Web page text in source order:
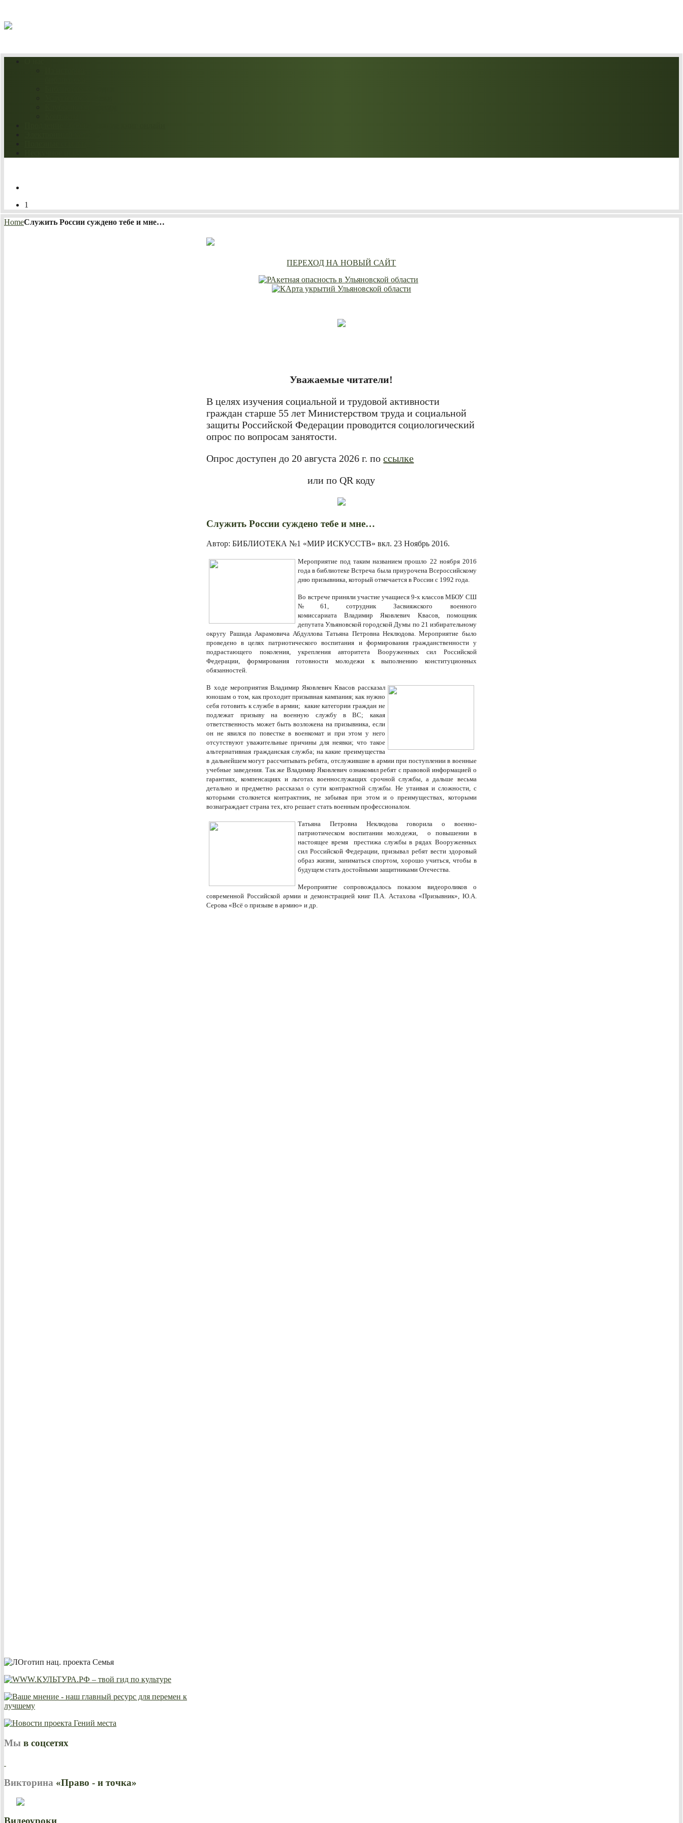
1
HomeСлужить России суждено тебе и мне…
ПЕРЕХОД НА НОВЫЙ САЙТ
Уважаемые читатели!
В целях изучения социальной и трудовой активности
граждан старше 55 лет Министерством труда и социальной
защиты Российской Федерации проводится социологический
опрос по вопросам занятости.
Опрос доступен до 20 августа 2026 г. поссылке
или по QR коду
Служить России суждено тебе и мне…
Автор: БИБЛИОТЕКА №1 «МИР ИСКУССТВ» вкл. 23 Ноябрь 2016.
Мероприятие под таким названием прошло 22 ноября 2016
года в библиотеке Встреча была приурочена Всероссийскому
дню призывника, который отмечается в России с 1992 года.
Во встрече приняли участие учащиеся 9-х классов МБОУ СШ
№61, сотрудник Засвияжского военного
комиссариатаВладимир Яковлевич Квасов, помощник
депутата Ульяновской городской Думы по 21 избирательному
округу Рашида Акрамовича Абдуллова Татьяна Петровна Неклюдова. Мероприятие было
проведено в целях патриотического воспитания и формирования гражданственности у
подрастающего поколения, укрепления авторитета Вооруженных сил Российской
Федерации, формирования готовности молодежи к выполнению конституционных
обязанностей.
В ходе мероприятия Владимир Яковлевич Квасов рассказал
юношам о том, как проходит призывная кампания; как нужно
себя готовить к службе в армии; какие категории граждан не
подлежат призыву на военную службу в ВС; какая
ответственность может быть возложена на призывника, если
он не явился по повестке в военкомат и при этом у него
отсутствуют уважительные причины для неявки; что такое
альтернативная гражданская служба; на какие преимущества
в дальнейшем могут рассчитывать ребята, отслужившие в армии при поступлении в военные
учебные заведения. Так же Владимир Яковлевич ознакомил ребят с правовой информацией о
гарантиях, компенсациях и льготах военнослужащих срочной службы, а дальше весьма
детально и предметно рассказал о сути контрактной службы. Не утаивая и сложности, с
которыми столкнется контрактник, не забывая при этом и о преимуществах, которыми
вознаграждает страна тех, кто решает стать военным профессионалом.
Татьяна Петровна Неклюдова говорила о военно-
патриотическом воспитании молодежи, о повышении в
настоящее время престижа службы в рядах Вооруженных
сил Российской Федерации, призывал ребят вести здоровый
образ жизни, заниматься спортом, хорошо учиться, чтобы в
будущем стать достойными защитниками Отечества.
Мероприятие сопровождалось показом видеороликов о
современной Российской армии и демонстрацией книг П.А. Астахова «Призывник», Ю.А.
Серова «Всё о призыве в армию» и др.
Мы в соцсетях
Викторина «Право - и точка»
Видеоуроки